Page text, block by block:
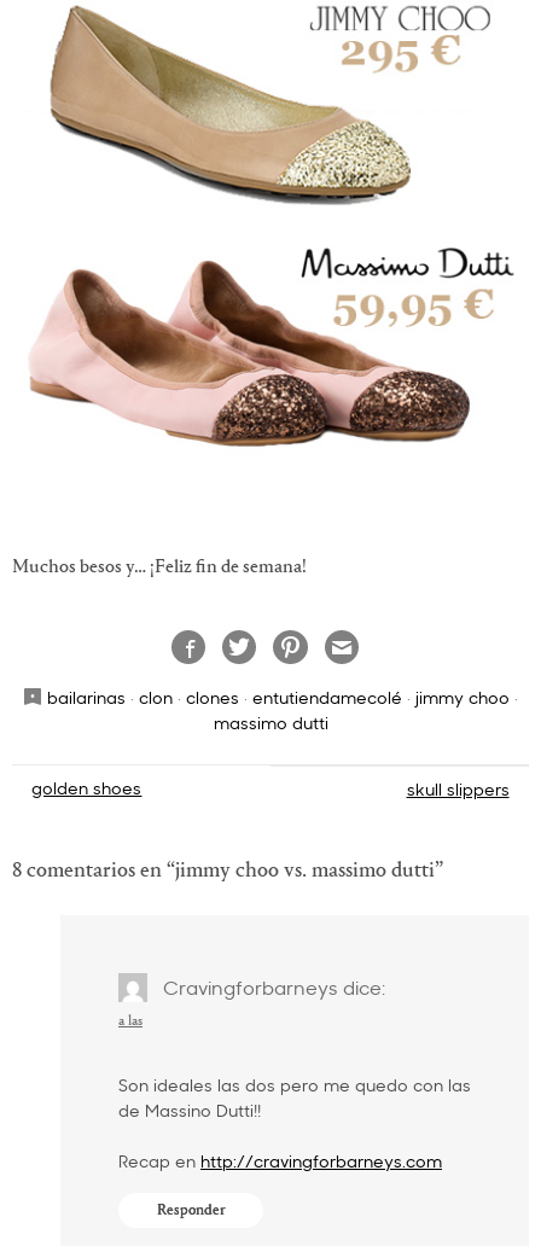
Muchos besos y… ¡Feliz fin de semana!
bailarinas · clon · clones · entutiendamecolé · jimmy choo ·
massimo dutti
Navegación
entradas
golden shoes skull slippers
8 comentarios en “jimmy choo vs. massimo dutti”
Cravingforbarneys dice:
a las
Son ideales las dos pero me quedo con las
de Massino Dutti!!
Recap en http://cravingforbarneys.com
Responder